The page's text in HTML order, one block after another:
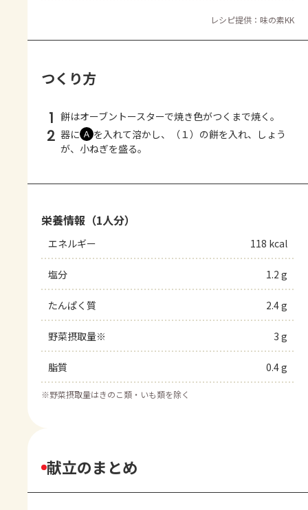
レシピ提供：味の素KK
つくり方
1 餅はオーブントースターで焼き色がつくまで焼く。
2 器に Ａ を入れて溶かし、（１）の餅を入れ、しょう
が、小ねぎを盛る。
栄養情報（1人分）
エネルギー 118 kcal
塩分 1.2 g
たんぱく質 2.4 g
野菜摂取量※ 3 g
脂質 0.4 g
※野菜摂取量はきのこ類・いも類を除く
献立のまとめ